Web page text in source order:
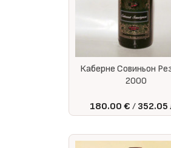
Каберне Совиньон
2000
180.00 € 352.05